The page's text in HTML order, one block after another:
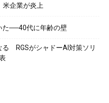
米企業が炎上
た──40代に年齢の壁
RGSがシャドーAI対策ソリ